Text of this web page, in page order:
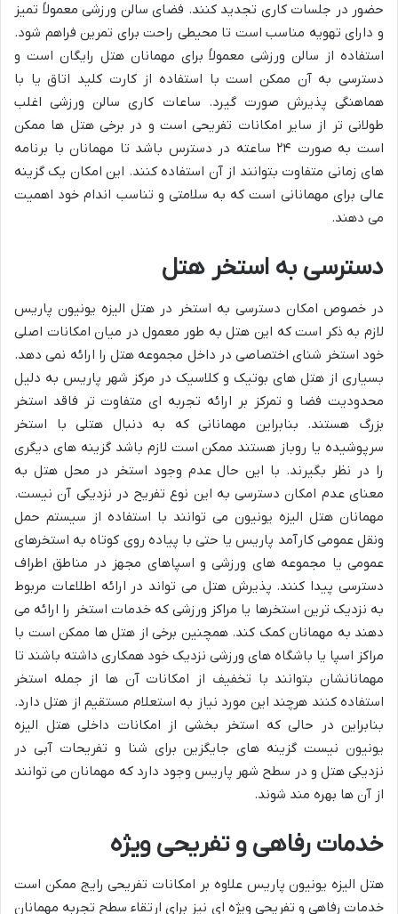
حضور در جلسات کاری تجدید کنند. فضای سالن ورزشی معمولاً تمیز
و دارای تهویه مناسب است تا محیطی راحت برای تمرین فراهم شود.
استفاده از سالن ورزشی معمولاً برای مهمانان هتل رایگان است و
دسترسی به آن ممکن است با استفاده از کارت کلید اتاق یا با
هماهنگی پذیرش صورت گیرد. ساعات کاری سالن ورزشی اغلب
طولانی تر از سایر امکانات تفریحی است و در برخی هتل ها ممکن
است به صورت ۲۴ ساعته در دسترس باشد تا مهمانان با برنامه
های زمانی متفاوت بتوانند از آن استفاده کنند. این امکان یک گزینه
عالی برای مهمانانی است که به سلامتی و تناسب اندام خود اهمیت
می دهند.
دسترسی به استخر هتل
در خصوص امکان دسترسی به استخر در هتل الیزه یونیون پاریس
لازم به ذکر است که این هتل به طور معمول در میان امکانات اصلی
خود استخر شنای اختصاصی در داخل مجموعه هتل را ارائه نمی دهد.
بسیاری از هتل های بوتیک و کلاسیک در مرکز شهر پاریس به دلیل
محدودیت فضا و تمرکز بر ارائه تجربه ای متفاوت تر فاقد استخر
بزرگ هستند. بنابراین مهمانانی که به دنبال هتلی با استخر
سرپوشیده یا روباز هستند ممکن است لازم باشد گزینه های دیگری
را در نظر بگیرند. با این حال عدم وجود استخر در محل هتل به
معنای عدم امکان دسترسی به این نوع تفریح در نزدیکی آن نیست.
مهمانان هتل الیزه یونیون می توانند با استفاده از سیستم حمل
ونقل عمومی کارآمد پاریس یا حتی با پیاده روی کوتاه به استخرهای
عمومی یا مجموعه های ورزشی و اسپاهای مجهز در مناطق اطراف
دسترسی پیدا کنند. پذیرش هتل می تواند در ارائه اطلاعات مربوط
به نزدیک ترین استخرها یا مراکز ورزشی که خدمات استخر را ارائه می
دهند به مهمانان کمک کند. همچنین برخی از هتل ها ممکن است با
مراکز اسپا یا باشگاه های ورزشی نزدیک خود همکاری داشته باشند تا
مهمانانشان بتوانند با تخفیف از امکانات آن ها از جمله استخر
استفاده کنند هرچند این مورد نیاز به استعلام مستقیم از هتل دارد.
بنابراین در حالی که استخر بخشی از امکانات داخلی هتل الیزه
یونیون نیست گزینه های جایگزین برای شنا و تفریحات آبی در
نزدیکی هتل و در سطح شهر پاریس وجود دارد که مهمانان می توانند
از آن ها بهره مند شوند.
خدمات رفاهی و تفریحی ویژه
هتل الیزه یونیون پاریس علاوه بر امکانات تفریحی رایج ممکن است
خدمات رفاهی و تفریحی ویژه ای نیز برای ارتقاء سطح تجربه مهمانان